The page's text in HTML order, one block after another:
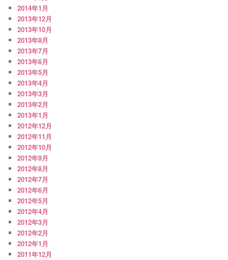
2014年1月
2013年12月
2013年10月
2013年8月
2013年7月
2013年6月
2013年5月
2013年4月
2013年3月
2013年2月
2013年1月
2012年12月
2012年11月
2012年10月
2012年9月
2012年8月
2012年7月
2012年6月
2012年5月
2012年4月
2012年3月
2012年2月
2012年1月
2011年12月